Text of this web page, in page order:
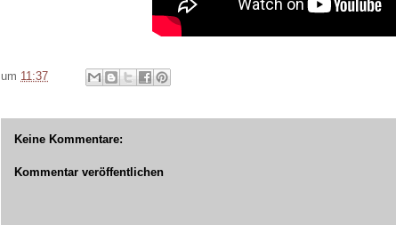
um 11:37
Keine Kommentare:
Kommentar veröffentlichen